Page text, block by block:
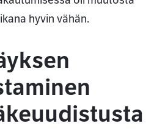
hyvin vähän.